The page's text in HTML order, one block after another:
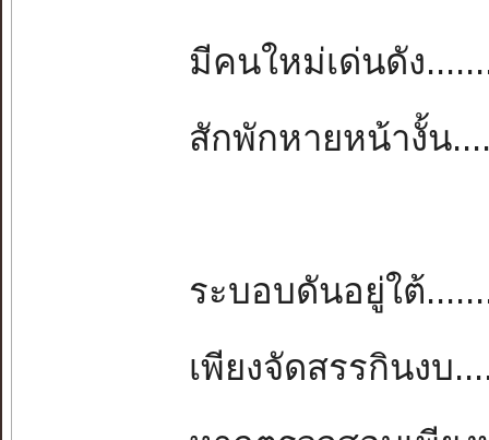
มีคนใหม่เด่นดัง
สักพักหายหน้างั้น
ระบอบดันอยู่ใต้
เพียงจัดสรรกินงบ